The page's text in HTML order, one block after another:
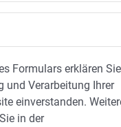
Formulars erklären Sie
und Verarbeitung Ihrer
einverstanden.
in der